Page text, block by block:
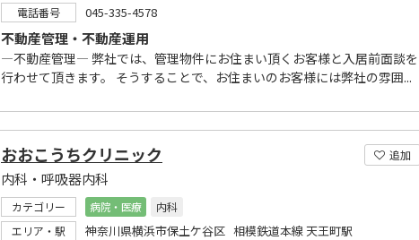
電話番号 045-335-4578
不動産管理・不動産運用
―不動産管理― 弊社では、管理物件にお住まい頂くお客様と入居前面談を
行わせて頂きます。 そうすることで、お住まいのお客様には弊社の雰囲...
追加
おおこうちクリニック
内科・呼吸器内科
カテゴリー 病院・医療
内科
エリア・駅
神奈川県横浜市保土ケ谷区 相模鉄道本線 天王町駅